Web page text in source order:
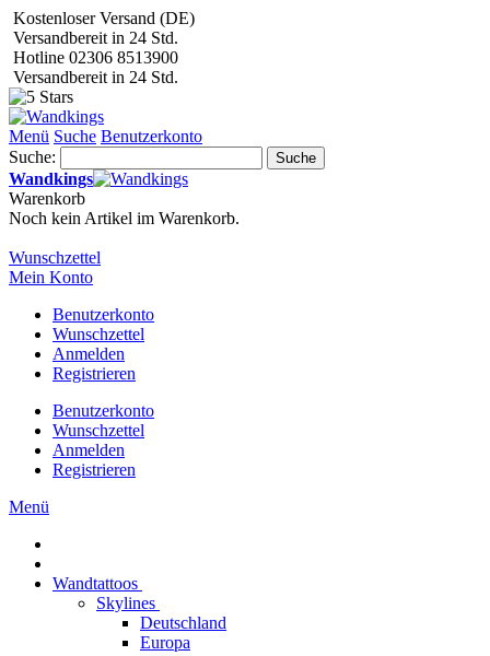
Kostenloser Versand (DE)
Versandbereit in 24 Std.
Hotline 02306 8513900
Versandbereit in 24 Std.
Menü Suche Benutzerkonto
Suche:
Suche
Wandkings
Warenkorb
Noch kein Artikel im Warenkorb.
Wunschzettel
Mein Konto
Benutzerkonto
Wunschzettel
Anmelden
Registrieren
Benutzerkonto
Wunschzettel
Anmelden
Registrieren
Menü
Wandtattoos
Skylines
Deutschland
Europa